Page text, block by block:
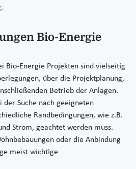
Bio-Energie
Bio-Energie Projekten sind vielseitig
über die Projektplanung,
Betrieb der Anlagen.
der Suche nach geeigneten
Randbedingungen, wie z.B.
Strom, geachtet werden muss.
oder die Anbindung
meist wichtige